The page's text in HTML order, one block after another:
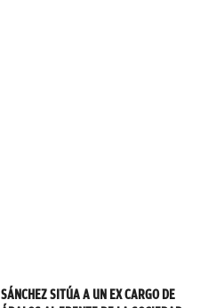
SÁNCHEZ SITÚA A UN EX CARGO DE